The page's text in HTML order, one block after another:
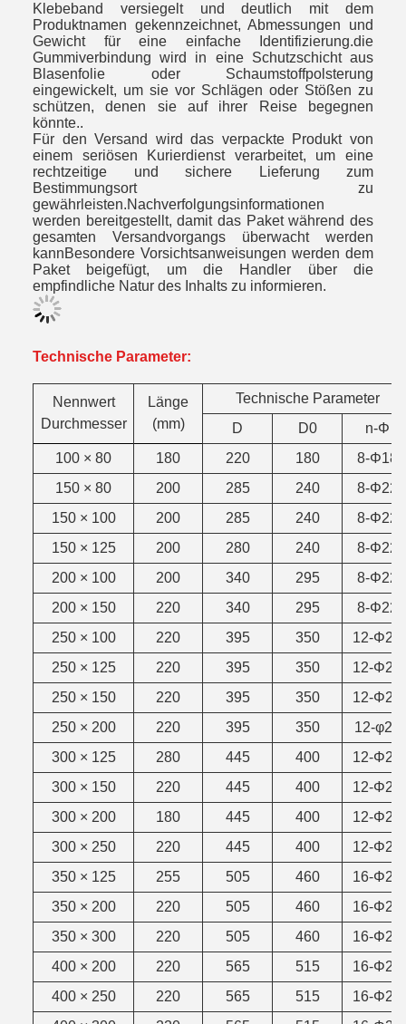
Klebeband versiegelt und deutlich mit dem
Produktnamen gekennzeichnet, Abmessungen und
Gewicht für eine einfache Identifizierung.die
Gummiverbindung wird in eine Schutzschicht aus
Blasenfolie oder Schaumstoffpolsterung
eingewickelt, um sie vor Schlägen oder Stößen zu
schützen, denen sie auf ihrer Reise begegnen
könnte..
Für den Versand wird das verpackte Produkt von
einem seriösen Kurierdienst verarbeitet, um eine
rechtzeitige und sichere Lieferung zum
Bestimmungsort zu
gewährleisten.Nachverfolgungsinformationen
werden bereitgestellt, damit das Paket während des
gesamten Versandvorgangs überwacht werden
kannBesondere Vorsichtsanweisungen werden dem
Paket beigefügt, um die Handler über die
empfindliche Natur des Inhalts zu informieren.
Technische Parameter:
Nennwert
Durchmesser
Länge
(mm)
Technische Parameter
D
D0
n-Φ
100 × 80
180 220 180
8-Φ18
150 × 80
200 285 240
8-Φ22
150 × 100
200 285 240
8-Φ22
150 × 125
200 280 240
8-Φ22
200 × 100
200 340 295
8-Φ22
200 × 150
220 340 295
8-Φ22
250 × 100
220 395 350
12-Φ22
250 × 125
220 395 350
12-Φ22
250 × 150
220 395 350
12-Φ22
250 × 200
220 395 350
12-φ22
300 × 125
280 445 400
12-Φ22
300 × 150
220 445 400
12-Φ22
300 × 200
180 445 400
12-Φ22
300 × 250
220 445 400
12-Φ22
350 × 125
255 505 460
16-Φ22
350 × 200
220 505 460
16-Φ22
350 × 300
220 505 460
16-Φ22
400 × 200
220 565 515
16-Φ22
400 × 250
220 565 515
16-Φ22